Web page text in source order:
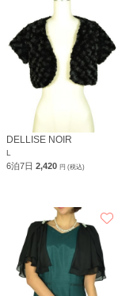
DELLISE NOIR
L
6泊7日 2,420 円 (税込)